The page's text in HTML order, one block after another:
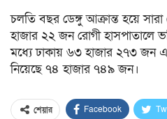
চলতি বছর ডেঙ্গু আক্রান্ত হয়ে
হাজার ২২ জন রোগী হাসপাতালে
মধ্যে ঢাকায় ৬৩ হাজার ২৭৩ জন
নিয়েছে ৭৪ হাজার ৭৪৯ জন।
শেয়ার Facebook